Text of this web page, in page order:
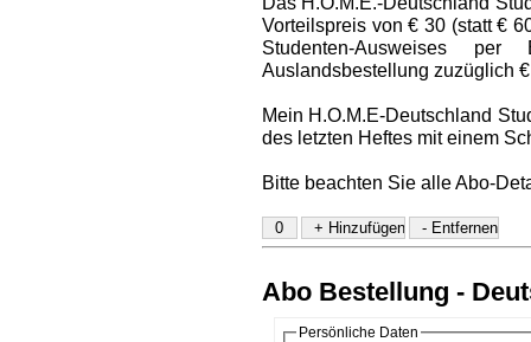
Vorteilspreis von € 30 (statt €
Studenten-Ausweises
Auslandsbestellung zuzüglich
Mein H.O.M.E-Deutschland
des letzten Heftes mit einem
Bitte beachten Sie alle Abo-
Abo Bestellung -
Persönliche Daten